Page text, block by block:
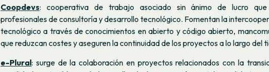
Coopdevs: cooperativa de trabajo asociado sin ánimo de lucro
profesionales de consultoría y desarrollo tecnológico. Fomentan la
tecnológico a través de conocimientos en abierto y código abierto,
que reduzcan costes y aseguren la continuidad de los proyectos a lo largo del
e-Plural: surge de la colaboración en proyectos relacionados con la